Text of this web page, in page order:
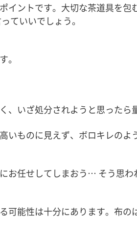
イントです。大切な茶道具を包
ていいでしょう。
。
、いざ処分されようと思ったら
いものに見えず、ボロキレのよ
お任せしてしまおう… そう思
可能性は十分にあります。布の